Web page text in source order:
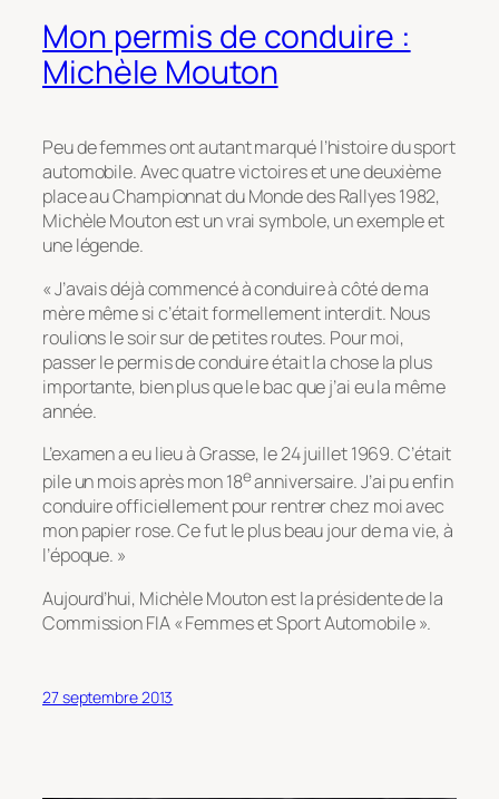
Mon permis de conduire :
Michèle Mouton
Peu de femmes ont autant marqué l’histoire du sport
automobile. Avec quatre victoires et une deuxième
place au Championnat du Monde des Rallyes 1982,
Michèle Mouton est un vrai symbole, un exemple et
une légende.
« J’avais déjà commencé à conduire à côté de ma
mère même si c’était formellement interdit. Nous
roulions le soir sur de petites routes. Pour moi,
passer le permis de conduire était la chose la plus
importante, bien plus que le bac que j’ai eu la même
année.
L’examen a eu lieu à Grasse, le 24 juillet 1969. C’était
pile un mois après mon 18eanniversaire. J’ai pu enfin
conduire officiellement pour rentrer chez moi avec
mon papier rose. Ce fut le plus beau jour de ma vie, à
l’époque. »
Aujourd’hui, Michèle Mouton est la présidente de la
Commission FIA « Femmes et Sport Automobile ».
27 septembre 2013